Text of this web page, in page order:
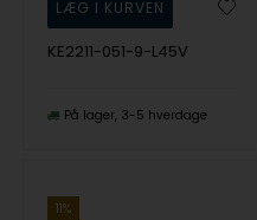
KE2211-051-9-L45V
På lager 3-5 hverdage
11%